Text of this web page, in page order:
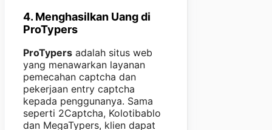
4. Menghasilkan Uang di
ProTypers
ProTypers adalah situs web
yang menawarkan layanan
pemecahan captcha dan
pekerjaan entry captcha
kepada penggunanya. Sama
seperti 2Captcha, Kolotibablo
dan MegaTypers, klien dapat